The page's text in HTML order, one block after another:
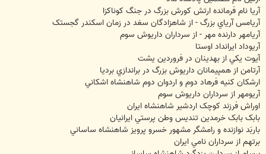
آريا نام فرمانده ارتش کورش بزرگ در جنگ کوناکزا
آريامس آرياي بزرگ - از شاهزادگان سغد در زمان اسکندر گجستک
آريامهر دارنده مهر - از سرداران داريوش سوم
آريوداد ايرانداد اوستا
آيوت يکي از بهدينان در فروردين يشت
آرتامن از همپيمانان داريوش بزرگ در براندازي برديا
ارشکان کنيه فرهاد دوم و اردوان دوم شاهنشاه اشکاني
آريومهر از سرداران داريوش سوم
اوراش فرزند کوچک اردشير شاهنشاه ايران
بابک بابک خرمدين تنديس وطن پرستي ايرانيان
باربَد نوازنده و رامشگر مشهور خسرو پرويز شاهنشاه ساساني
برتهم از سرداران نامي ايران